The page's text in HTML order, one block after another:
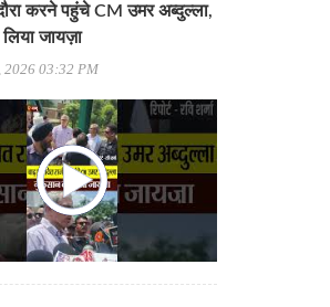
करने पहुंचे CM उमर अब्दुल्ला,
जायज़ा
2026 03:32 PM